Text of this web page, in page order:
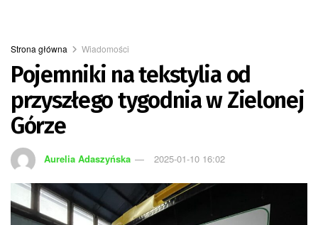
Strona główna Wiadomości
Pojemniki na tekstylia od
przyszłego tygodnia w Zielonej
Górze
Aurelia Adaszyńska 2025-01-10 16:02